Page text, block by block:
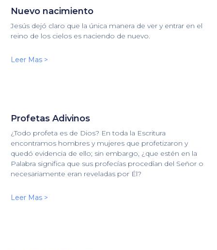
Nuevo nacimiento
Jesús dejó claro que la única manera de ver y entrar en el
reino de los cielos es naciendo de nuevo.
Leer Mas >
Profetas Adivinos
¿Todo profeta es de Dios? En toda la Escritura
encontramos hombres y mujeres que profetizaron y
quedó evidencia de ello; sin embargo, ¿que estén en la
Palabra significa que sus profecías procedían del Señor o
necesariamente eran reveladas por Él?
Leer Mas >